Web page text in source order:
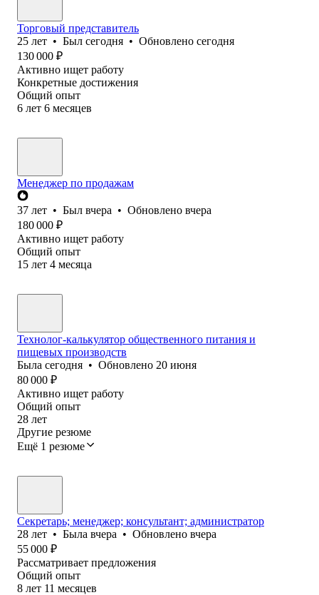
Торговый представитель
25 лет • Был сегодня • Обновлено сегодня
130 000 ₽
Активно ищет работу
Конкретные достижения
Общий опыт
6 лет 6 месяцев
Менеджер по продажам
37 лет • Был вчера • Обновлено вчера
180 000 ₽
Активно ищет работу
Общий опыт
15 лет 4 месяца
Технолог-калькулятор общественного питания и
пищевых производств
Была сегодня • Обновлено 20 июня
80 000 ₽
Активно ищет работу
Общий опыт
28 лет
Другие резюме
Ещё 1 резюме
Секретарь; менеджер; консультант; администратор
28 лет • Была вчера • Обновлено вчера
55 000 ₽
Рассматривает предложения
Общий опыт
8 лет 11 месяцев